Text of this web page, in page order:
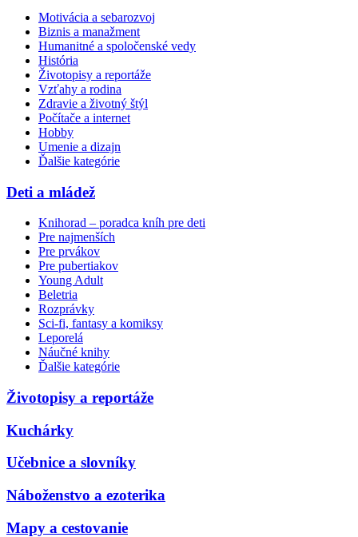
Motivácia a sebarozvoj
Biznis a manažment
Humanitné a spoločenské vedy
História
Životopisy a reportáže
Vzťahy a rodina
Zdravie a životný štýl
Počítače a internet
Hobby
Umenie a dizajn
Ďalšie kategórie
Deti a mládež
Knihorad – poradca kníh pre deti
Pre najmenších
Pre prvákov
Pre pubertiakov
Young Adult
Beletria
Rozprávky
Sci-fi, fantasy a komiksy
Leporelá
Náučné knihy
Ďalšie kategórie
Životopisy a reportáže
Kuchárky
Učebnice a slovníky
Náboženstvo a ezoterika
Mapy a cestovanie